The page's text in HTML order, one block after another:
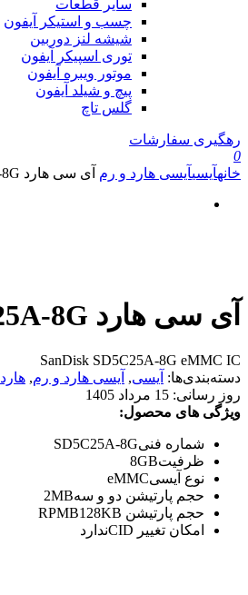
سایر قطعات
چسب و استیکر آیفون
شیشه لنز دوربین
توری اسپیکر آیفون
موتور ویبره آیفون
پیچ و شیلد آیفون
گلس تاچ
رهگیری سفارشات
0
خانهآیسیآیسی هارد و رم آی سی هارد SD5C25A-8G
آی سی هارد SD5C25A-8G
SanDisk SD5C25A-8G eMMC IC
دسته‌بندی‌ها: آیسی, آیسی هارد و رم, هارد eMMC-eMCP
روز رسانی: 15 مرداد 1405
ویژگی های محصول:
شماره فنیSD5C25A-8G
ظرفیت8GB
نوع آیسیeMMC
حجم پارتیشن دو و سه2MB
حجم پارتیشن RPMB 128KB
امکان تغییر CID
ندارد